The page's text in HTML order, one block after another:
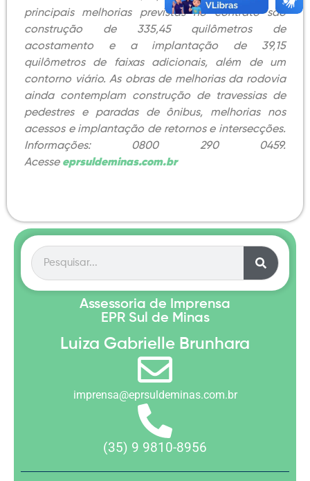
Assessoria de Imprensa
EPR Sul de Minas
Luiza Gabrielle Brunhara
imprensa@eprsuldeminas.com.br
(35) 9 9810-8956
principais melhorias previstas no contrato são
construção de 335,45 quilômetros de
acostamento e a implantação de 39,15
quilômetros de faixas adicionais, além de um
contorno viário. As obras de melhorias da rodovia
ainda contemplam construção de travessias de
pedestres e paradas de ônibus, melhorias nos
acessos e implantação de retornos e intersecções.
Informações: 0800 290 0459.
Acesse eprsuldeminas.com.br